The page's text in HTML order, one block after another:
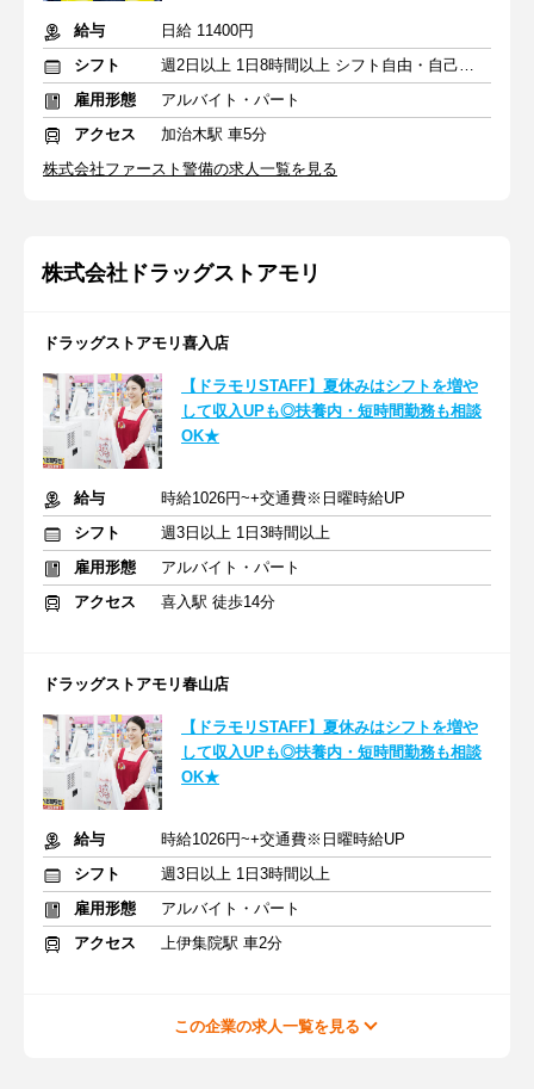
給与
日給 11400円
シフト
週2日以上 1日8時間以上 シフト自由・自己申告
雇用形態
アルバイト・パート
アクセス
加治木駅 車5分
株式会社ファースト警備の求人一覧を見る
株式会社ドラッグストアモリ
ドラッグストアモリ喜入店
【ドラモリSTAFF】夏休みはシフトを増や
して収入UPも◎扶養内・短時間勤務も相談
OK★
給与
時給1026円~+交通費※日曜時給UP
シフト
週3日以上 1日3時間以上
雇用形態
アルバイト・パート
アクセス
喜入駅 徒歩14分
ドラッグストアモリ春山店
【ドラモリSTAFF】夏休みはシフトを増や
して収入UPも◎扶養内・短時間勤務も相談
OK★
給与
時給1026円~+交通費※日曜時給UP
シフト
週3日以上 1日3時間以上
雇用形態
アルバイト・パート
アクセス
上伊集院駅 車2分
この企業の求人一覧を見る